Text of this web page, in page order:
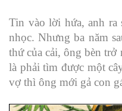
Tin vào lời hứa, anh ra
nhọc. Nhưng ba năm
thứ của cải, ông bèn trở
là phải tìm được một
vợ thì ông mới gả con